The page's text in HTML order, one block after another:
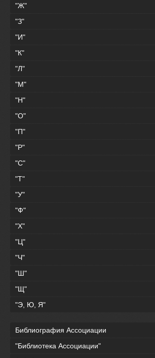
"Ж"
"З"
"И"
"К"
"Л"
"М"
"Н"
"О"
"П"
"Р"
"С"
"Т"
"У"
"Ф"
"Х"
"Ц"
"Ч"
"Ш"
"Щ"
"Э, Ю, Я"
Библиография Ассоциации
"Библиотека Ассоциации"